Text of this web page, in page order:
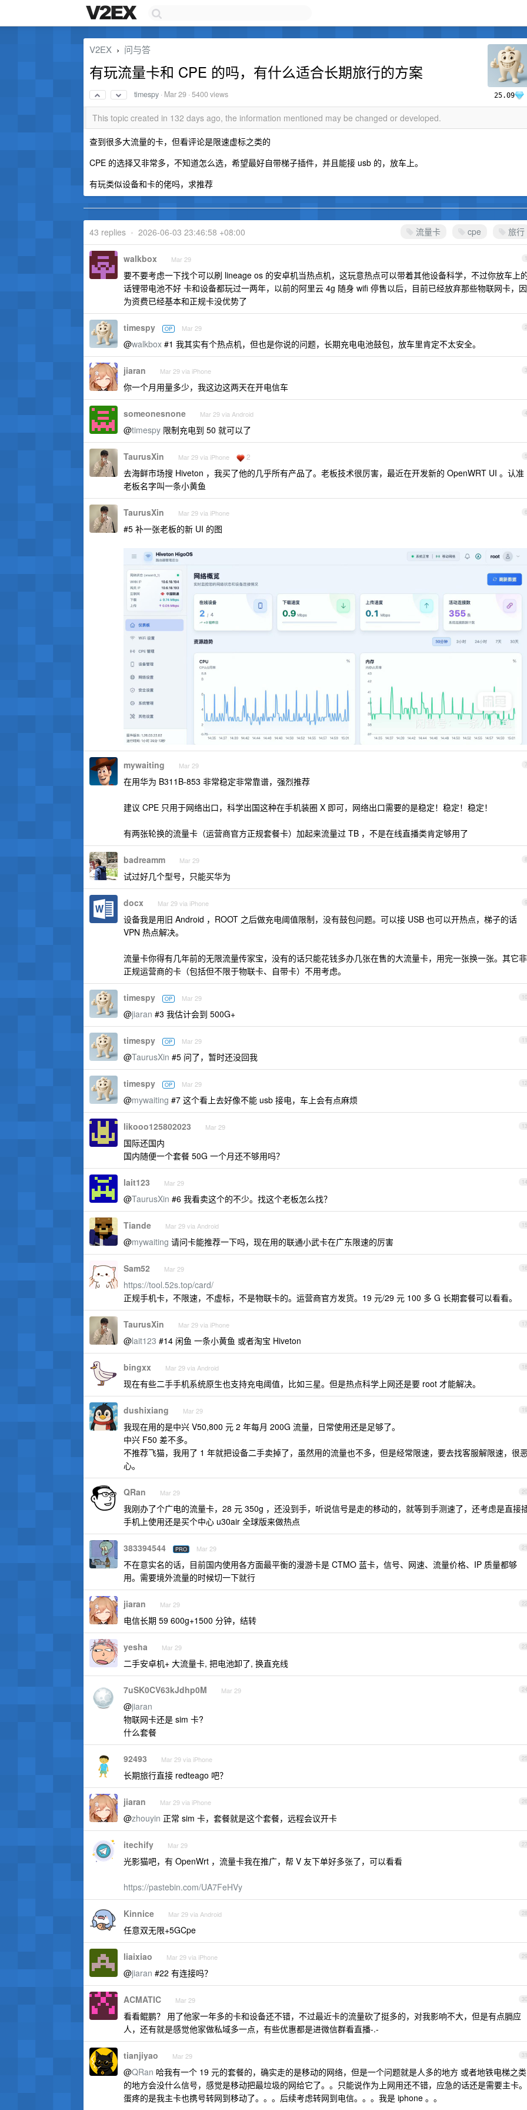
25.09
V2EX › 问与答
有玩流量卡和 CPE 的吗，有什么适合长期旅行的方案
timespy · Mar 29 · 5400 views
This topic created in 132 days ago, the information mentioned may be changed or developed.
查到很多大流量的卡，但看评论是限速虚标之类的
CPE 的选择又非常多，不知道怎么选，希望最好自带梯子插件，并且能接 usb 的，放车上。
有玩类似设备和卡的佬吗，求推荐
流量卡 cpe 旅行
43 replies • 2026-06-03 23:46:58 +08:00
1
walkbox Mar 29
要不要考虑一下找个可以刷 lineage os 的安卓机当热点机，这玩意热点可以带着其他设备科学，不过你放车上
话锂带电池不好 卡和设备都玩过一两年，以前的阿里云 4g 随身 wifi 停售以后，目前已经放弃那些物联网卡，因
为资费已经基本和正规卡没优势了
2
timespy OP Mar 29
@walkbox #1 我其实有个热点机，但也是你说的问题，长期充电电池鼓包，放车里肯定不太安全。
3
jiaran Mar 29 via iPhone
你一个月用量多少，我这边这两天在开电信车
4
someonesnone Mar 29 via Android
@timespy 限制充电到 50 就可以了
5
TaurusXin Mar 29 via iPhone 2
去海鲜市场搜 Hiveton ，我买了他的几乎所有产品了。老板技术很厉害，最近在开发新的 OpenWRT UI 。认准
老板名字叫一条小黄鱼
6
TaurusXin Mar 29 via iPhone
#5 补一张老板的新 UI 的图
7
mywaiting Mar 29
在用华为 B311B-853 非常稳定非常靠谱，强烈推荐
建议 CPE 只用于网络出口，科学出国这种在手机装圈 X 即可，网络出口需要的是稳定！稳定！稳定！
有两张轮换的流量卡（运营商官方正规套餐卡）加起来流量过 TB ，不是在线直播类肯定够用了
8
badreamm Mar 29
试过好几个型号，只能买华为
9
docx Mar 29 via iPhone
设备我是用旧 Android ，ROOT 之后做充电阈值限制，没有鼓包问题。可以接 USB 也可以开热点，梯子的话
VPN 热点解决。
流量卡你得有几年前的无限流量传家宝，没有的话只能花钱多办几张在售的大流量卡，用完一张换一张。其它非
正规运营商的卡（包括但不限于物联卡、自带卡）不用考虑。
10
timespy OP Mar 29
@jiaran #3 我估计会到 500G+
11
timespy OP Mar 29
@TaurusXin #5 问了，暂时还没回我
12
timespy OP Mar 29
@mywaiting #7 这个看上去好像不能 usb 接电，车上会有点麻烦
13
likooo125802023 Mar 29
国际还国内
国内随便一个套餐 50G 一个月还不够用吗？
14
lait123 Mar 29
@TaurusXin #6 我看卖这个的不少。找这个老板怎么找？
15
Tiande Mar 29 via Android
@mywaiting 请问卡能推荐一下吗，现在用的联通小武卡在广东限速的厉害
16
Sam52 Mar 29
https://tool.52s.top/card/
正规手机卡，不限速，不虚标，不是物联卡的。运营商官方发货。19 元/29 元 100 多 G 长期套餐可以看看。
17
TaurusXin Mar 29 via iPhone
@lait123 #14 闲鱼 一条小黄鱼 或者淘宝 Hiveton
18
bingxx Mar 29 via Android
现在有些二手手机系统原生也支持充电阈值，比如三星。但是热点科学上网还是要 root 才能解决。
19
dushixiang Mar 29
我现在用的是中兴 V50,800 元 2 年每月 200G 流量，日常使用还是足够了。
中兴 F50 差不多。
不推荐飞猫，我用了 1 年就把设备二手卖掉了，虽然用的流量也不多，但是经常限速，要去找客服解限速，很
心。
20
QRan Mar 29
我刚办了个广电的流量卡，28 元 350g ，还没到手，听说信号是走的移动的，就等到手测速了，还考虑是直接
手机上使用还是买个中心 u30air 全球版来做热点
21
383394544 PRO Mar 29
不在意实名的话，目前国内使用各方面最平衡的漫游卡是 CTMO 蓝卡，信号、网速、流量价格、IP 质量都够
用。需要境外流量的时候切一下就行
22
jiaran Mar 29
电信长期 59 600g+1500 分钟，结转
23
yesha Mar 29
二手安卓机+ 大流量卡, 把电池卸了, 换直充线
24
7uSK0CV63kJdhp0M Mar 29
@jiaran
物联网卡还是 sim 卡?
什么套餐
25
92493 Mar 29 via iPhone
长期旅行直接 redteago 吧？
26
jiaran Mar 29 via iPhone
@zhouyin 正常 sim 卡，套餐就是这个套餐，远程会议开卡
27
itechify Mar 29
光影猫吧，有 OpenWrt ，流量卡我在推广，帮 V 友下单好多张了，可以看看
https://pastebin.com/UA7FeHVy
28
Kinnice Mar 29 via Android
任意双无限+5GCpe
29
liaixiao Mar 29 via iPhone
@jiaran #22 有连接吗？
30
ACMATIC Mar 29
看看鲲鹏？ 用了他家一年多的卡和设备还不错，不过最近卡的流量砍了挺多的，对我影响不大，但是有点膈应
人，还有就是感觉他家做私域多一点，有些优惠都是进微信群看直播-.-
31
tianjiyao Mar 29
@QRan 哈我有一个 19 元的套餐的，确实走的是移动的网络，但是一个问题就是人多的地方 或者地铁电梯之类
的地方会没什么信号，感觉是移动把最垃圾的网给它了。。只能说作为上网用还不错，应急的话还是需要主卡。
蛋疼的是我主卡也携号转网到移动了。。。后续考虑转网到电信。。。我是 iphone 。。